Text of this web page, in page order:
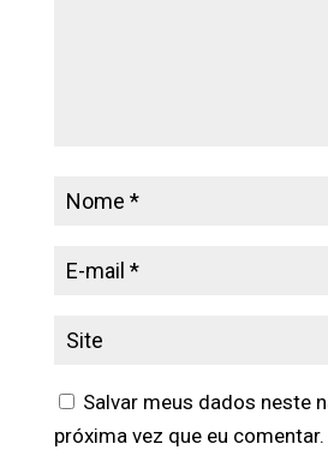
Salvar meus dados neste
próxima vez que eu comentar.